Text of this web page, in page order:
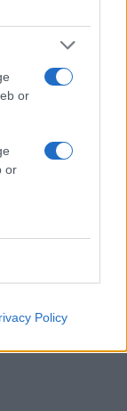
or
or
Policy
σε τιμή